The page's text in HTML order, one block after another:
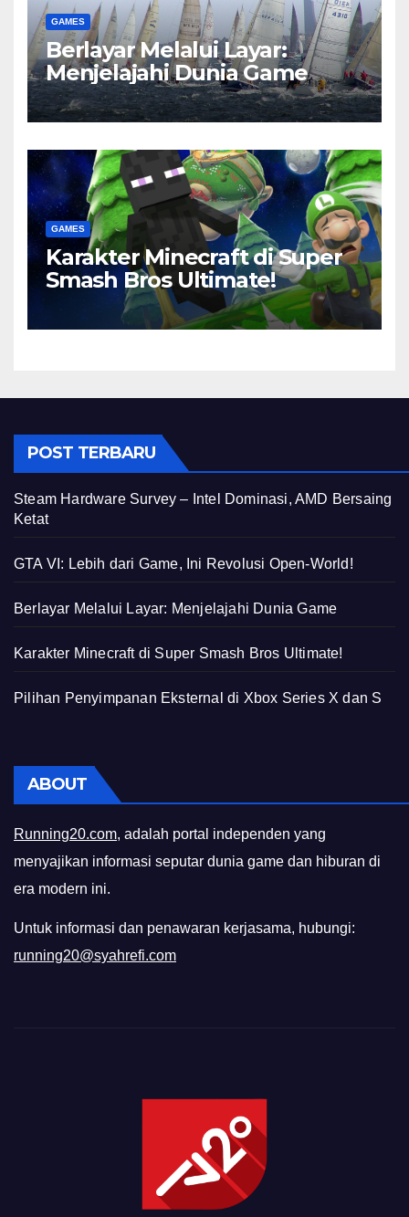
GAMES
Berlayar Melalui Layar:
Menjelajahi Dunia Game
GAMES
Karakter Minecraft di Super
Smash Bros Ultimate!
POST TERBARU
Steam Hardware Survey – Intel Dominasi, AMD Bersaing
Ketat
GTA VI: Lebih dari Game, Ini Revolusi Open-World!
Berlayar Melalui Layar: Menjelajahi Dunia Game
Karakter Minecraft di Super Smash Bros Ultimate!
Pilihan Penyimpanan Eksternal di Xbox Series X dan S
ABOUT
Running20.com, adalah portal independen yang
menyajikan informasi seputar dunia game dan hiburan di
era modern ini.
Untuk informasi dan penawaran kerjasama, hubungi:
running20@syahrefi.com